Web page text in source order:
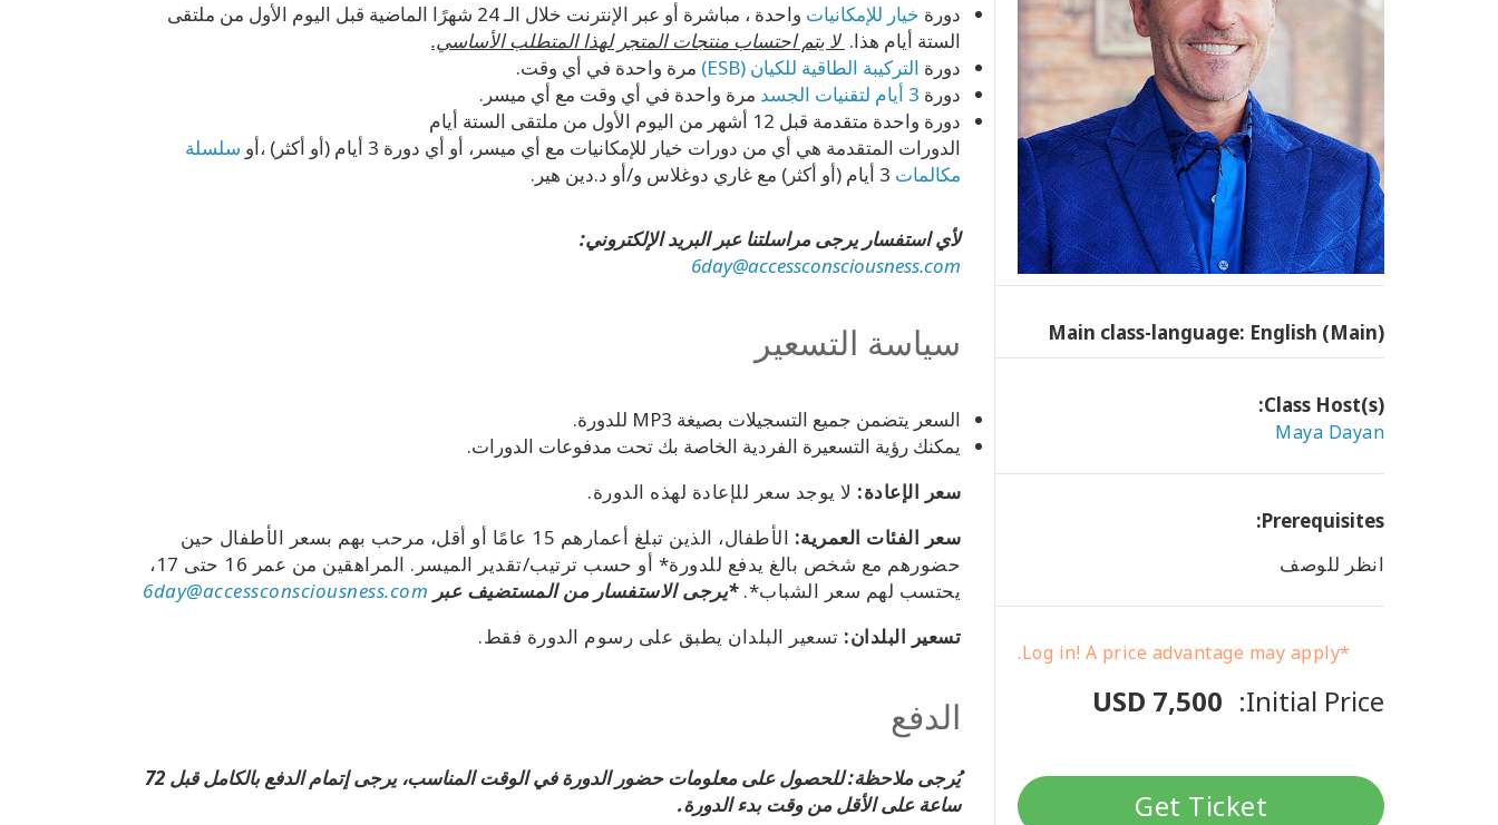
دورة خيار للإمكانيات
واحدة ، مباشرة أو عبر الإنترنت خلال الـ 24 شهرًا الماضية قبل اليوم الأول من ملتقى
الستة أيام هذا. لا يتم احتساب منتجات المتجر لهذا المتطلب الأساسي.
دورة التركيبة الطاقية للكيان (ESB)
مرة واحدة في أي وقت.
دورة 3 أيام لتقنيات الجسد
مرة واحدة في أي وقت مع أي ميسر.
دورة واحدة متقدمة قبل 12 أشهر من اليوم الأول من ملتقى الستة أيام
الدورات المتقدمة هي أي من دورات خيار للإمكانيات مع أي ميسر، أو أي دورة 3 أيام (أو أكثر) ،أو
سلسلة
مكالمات
لأي استفسار يرجى مراسلتنا عبر البريد الإلكتروني:
6day@accessconsciousness.com
سياسة التسعير
السعر يتضمن جميع التسجيلات بصيغة MP3 للدورة.
يمكنك رؤية التسعيرة الفردية الخاصة بك تحت مدفوعات الدورات.
سعر الإعادة: لا يوجد سعر للإعادة لهذه الدورة.
سعر الفئات العمرية:
الأطفال، الذين تبلغ أعمارهم 15 عامًا أو أقل، مرحب بهم بسعر الأطفال حين
حضورهم مع شخص بالغ يدفع للدورة* أو حسب ترتيب/تقدير الميسر. المراهقين من عمر 16 حتى 17،
يحتسب لهم سعر الشباب*.*يرجى الاستفسار من المستضيف عبر 6day@accessconsciousness.com
تسعير البلدان: تسعير البلدان يطبق على رسوم الدورة فقط.
الدفع
يُرجى ملاحظة: للحصول على معلومات حضور الدورة في الوقت المناسب، يرجى إتمام الدفع بالكامل قبل 72
ساعة على الأقل من وقت بدء الدورة.
Main class-language: English (Main)
Class Host(s):
Maya Dayan
Prerequisites:
انظر للوصف
*Log in! A price advantage may apply.
Initial Price:
Get Ticket